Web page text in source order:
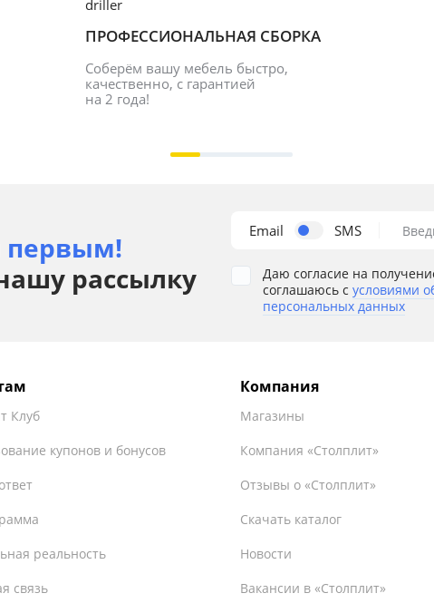
ПРОФЕССИОНАЛЬНАЯ СБОРКА
Соберём вашу мебель быстро,
качественно, с гарантией
на 2 года!
первым!
рассылку
Email SMS
Даю согласие на
соглашаюсь с условиями
персональных данных
Клуб
купонов и бонусов
реальность
связь
Компания
Магазины
Компания «Столплит»
Отзывы о «Столплит»
Скачать каталог
Новости
Вакансии в «Столплит»